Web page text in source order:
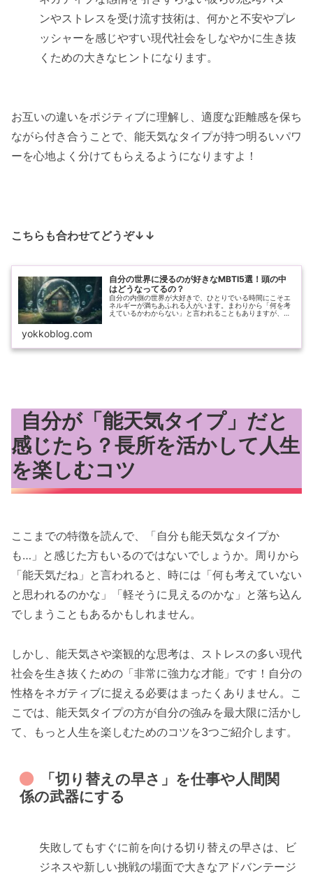
ンやストレスを受け流す技術は、何かと不安やプレ
ッシャーを感じやすい現代社会をしなやかに生き抜
くための大きなヒントになります。
お互いの違いをポジティブに理解し、適度な距離感を保ち
ながら付き合うことで、能天気なタイプが持つ明るいパワ
ーを心地よく分けてもらえるようになりますよ！
こちらも合わせてどうぞ↓↓
自分の世界に浸るのが好きなMBTI5選！頭の中
はどうなってるの？
自分の内側の世界が大好きで、ひとりでいる時間にこそエ
ネルギーが満ちあふれる人がいます。まわりから「何を考
えているかわからない」と言われることもありますが、そ
yokkoblog.com
自分が「能天気タイプ」だと
感じたら？長所を活かして人生
を楽しむコツ
ここまでの特徴を読んで、「自分も能天気なタイプか
も…」と感じた方もいるのではないでしょうか。周りから
「能天気だね」と言われると、時には「何も考えていない
と思われるのかな」「軽そうに見えるのかな」と落ち込ん
でしまうこともあるかもしれません。
しかし、能天気さや楽観的な思考は、ストレスの多い現代
社会を生き抜くための「非常に強力な才能」です！自分の
性格をネガティブに捉える必要はまったくありません。こ
こでは、能天気タイプの方が自分の強みを最大限に活かし
て、もっと人生を楽しむためのコツを3つご紹介します。
「切り替えの早さ」を仕事や人間関
係の武器にする
失敗してもすぐに前を向ける切り替えの早さは、ビ
ジネスや新しい挑戦の場面で大きなアドバンテージ